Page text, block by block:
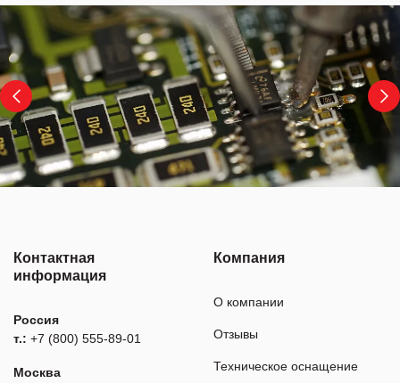
Контактная
информация
Россия
т.: +7 (800) 555-89-01
Москва
Компания
О компании
Отзывы
Техническое оснащение